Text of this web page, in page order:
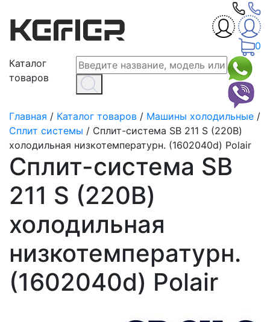
0
Каталог
товаров
Главная / Каталог товаров / Машины холодильные /
Сплит системы / Сплит-система SB 211 S (220В)
холодильная низкотемпературн. (1602040d) Polair
Сплит-система SB
211 S (220В)
холодильная
низкотемпературн.
(1602040d) Polair